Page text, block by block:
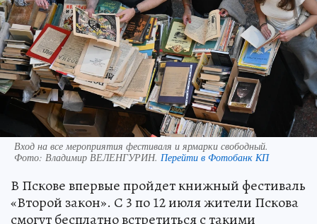
Вход на все мероприятия фестиваля и ярмарки свободный.
Фото: Владимир ВЕЛЕНГУРИН. Перейти в Фотобанк КП
В Пскове впервые пройдет книжный фестиваль
«Второй закон». С 3 по 12 июля жители Пскова
смогут бесплатно встретиться с такими